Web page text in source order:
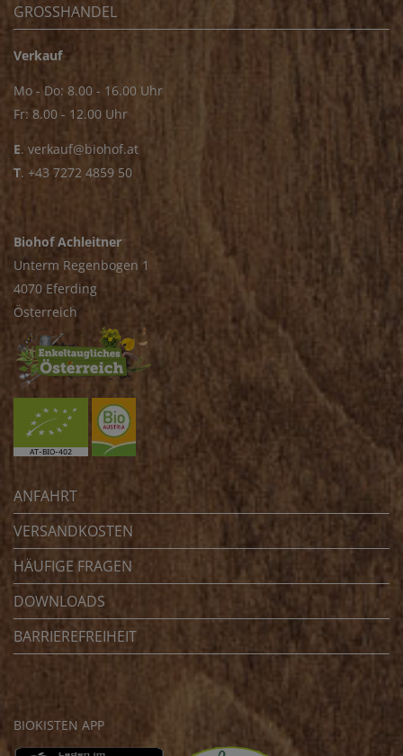
GROSSHANDEL
Verkauf
Mo - Do: 8.00 - 16.00 Uhr
Fr: 8.00 - 12.00 Uhr
E. verkauf@biohof.at
T. +43 7272 4859 50
Biohof Achleitner
Unterm Regenbogen 1
4070 Eferding
Österreich
ANFAHRT
VERSANDKOSTEN
HÄUFIGE FRAGEN
DOWNLOADS
BARRIEREFREIHEIT
BIOKISTEN APP